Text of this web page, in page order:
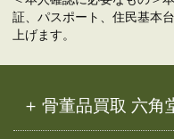
証、パスポート、住民基本
上げます。
骨董品買取 六角